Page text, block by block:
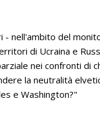
- nell'ambito del
di Ucraina e
nei confronti di
la neutralità
e Washington?"